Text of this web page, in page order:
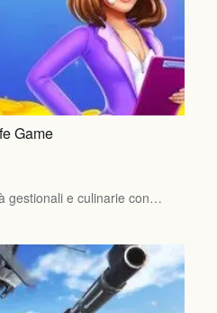
Game
gestionali e culinarie con…